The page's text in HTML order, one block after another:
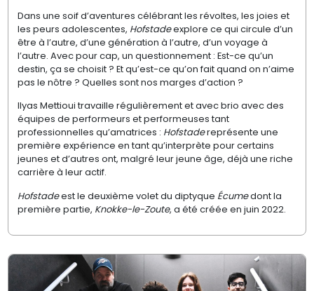
Dans une soif d’aventures célébrant les révoltes, les joies et
les peurs adolescentes, Hofstadeexplore ce qui circule d’un
être à l’autre, d’une génération à l’autre, d’un voyage à
l’autre. Avec pour cap, un questionnement : Est-ce qu’un
destin, ça se choisit ? Et qu’est-ce qu’on fait quand on n’aime
pas le nôtre ? Quelles sont nos marges d’action ?
Ilyas Mettioui travaille régulièrement et avec brio avec des
équipes de performeurs et performeuses tant
professionnelles qu’amatrices : Hofstadereprésente une
première expérience en tant qu’interprète pour certains
jeunes et d’autres ont, malgré leur jeune âge, déjà une riche
carrière à leur actif.
Hofstadeest le deuxième volet du diptyque Écumedont la
première partie, Knokke-le-Zoute, a été créée en juin 2022.